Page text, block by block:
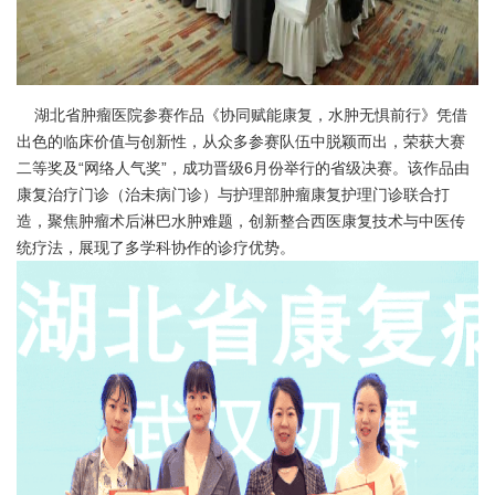
湖北省肿瘤医院参赛作品《协同赋能康复，水肿无惧前行》凭借
出色的临床价值与创新性，从众多参赛队伍中脱颖而出，荣获大赛
二等奖及“网络人气奖”，成功晋级6月份举行的省级决赛。该作品由
康复治疗门诊（治未病门诊）与护理部肿瘤康复护理门诊联合打
造，聚焦肿瘤术后淋巴水肿难题，创新整合西医康复技术与中医传
统疗法，展现了多学科协作的诊疗优势。